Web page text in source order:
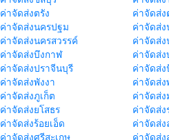
ค่าจัดส่งตรัง
ค่าจัดส่ง
ค่าจัดส่งนครปฐม
ค่าจัดส่
ค่าจัดส่งนครสวรรค์
ค่าจัดส่
ค่าจัดส่งบึงกาฬ
ค่าจัดส่ง
ค่าจัดส่งปราจีนบุรี
ค่าจัดส่
ค่าจัดส่งพังงา
ค่าจัดส่ง
ค่าจัดส่งภูเก็ต
ค่าจัดส่
ค่าจัดส่งยโสธร
ค่าจัดส่ง
ค่าจัดส่งร้อยเอ็ด
ค่าจัดส่ง
ค่าจัดส่งศรีสะเกษ
ค่าจัดส่ง